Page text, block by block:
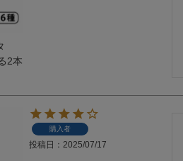
2本
購入者
投稿日 2025/07/17